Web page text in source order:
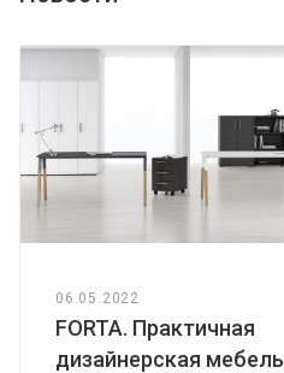
06.05.2022
FORTA. Практичная
дизайнерская мебель